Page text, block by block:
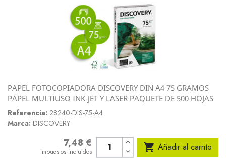
PAPEL FOTOCOPIADORA DISCOVERY DIN A4 75 GRAMOS
PAPEL MULTIUSO INK-JET Y LASER PAQUETE DE 500 HOJAS
Referencia: 28240-DIS-75-A4
Marca: DISCOVERY
7,48 €
Impuestos incluidos  Añadir al carrito